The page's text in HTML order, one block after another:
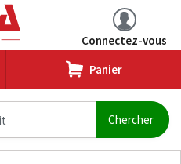
Connectez-vous
Panier